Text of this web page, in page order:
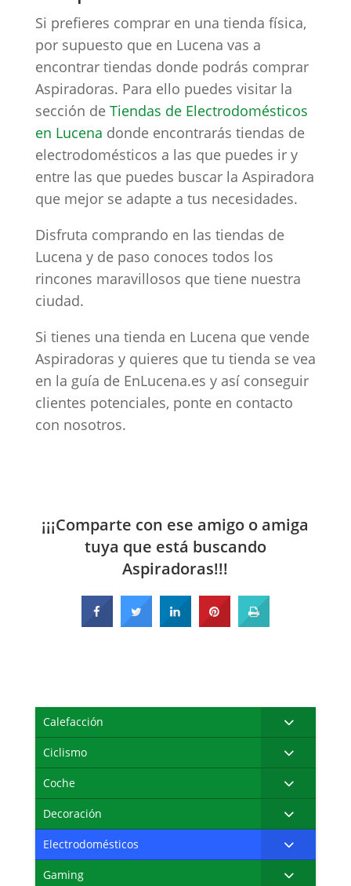
Si prefieres comprar en una tienda física,
por supuesto que en Lucena vas a
encontrar tiendas donde podrás comprar
Aspiradoras. Para ello puedes visitar la
sección de Tiendas de Electrodomésticos
en Lucena donde encontrarás tiendas de
electrodomésticos a las que puedes ir y
entre las que puedes buscar la Aspiradora
que mejor se adapte a tus necesidades.
Disfruta comprando en las tiendas de
Lucena y de paso conoces todos los
rincones maravillosos que tiene nuestra
ciudad.
Si tienes una tienda en Lucena que vende
Aspiradoras y quieres que tu tienda se vea
en la guía de EnLucena.es y así conseguir
clientes potenciales, ponte en contacto
con nosotros.
¡¡¡Comparte con ese amigo o amiga
tuya que está buscando
Aspiradoras!!!
Calefacción
Ciclismo
Coche
Decoración
Electrodomésticos
Gaming